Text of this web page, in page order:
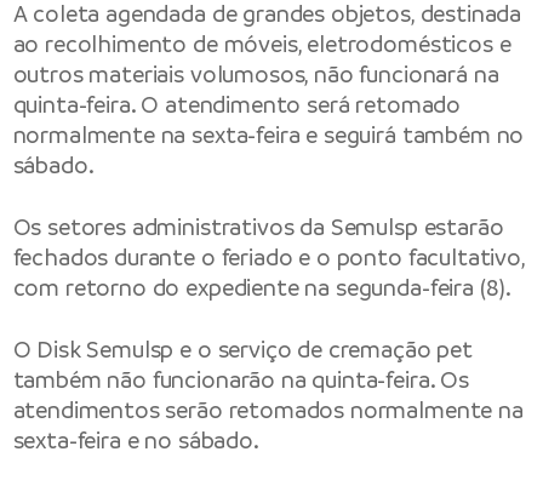
A coleta agendada de grandes objetos, destinada
ao recolhimento de móveis, eletrodomésticos e
outros materiais volumosos, não funcionará na
quinta-feira. O atendimento será retomado
normalmente na sexta-feira e seguirá também no
sábado.
Os setores administrativos da Semulsp estarão
fechados durante o feriado e o ponto facultativo,
com retorno do expediente na segunda-feira (8).
O Disk Semulsp e o serviço de cremação pet
também não funcionarão na quinta-feira. Os
atendimentos serão retomados normalmente na
sexta-feira e no sábado.